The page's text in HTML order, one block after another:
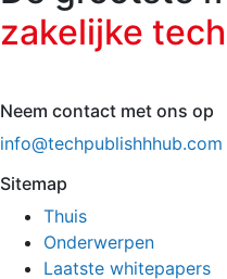
zakelijke
Neem contact met ons op
info@techpublishhhub.com
Sitemap
Thuis
Onderwerpen
Laatste whitepapers